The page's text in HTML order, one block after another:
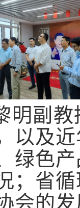
明副
以及
绿色
；省
会的